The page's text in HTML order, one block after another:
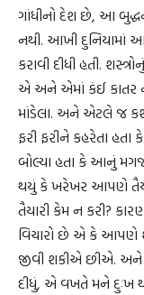
ગાંધીનો દેશ છે, આ
નથી. આખી દુનિયામાં
કરાવી દીધી હતી.
એ અને એમાં કંઈ કાતર
માંડેલા. અને એટલે જ
ફરી ફરીને કહરેતા હતા
બોલ્યા હતા કે આનું
થયું કે ખરેખર આપણે
તૈયારી કેમ ન કરી?
વિચારો છે એ કે આપણે
જીવી શકીએ છીએ. અને
દીધું, એ વખતે મને દુઃખ